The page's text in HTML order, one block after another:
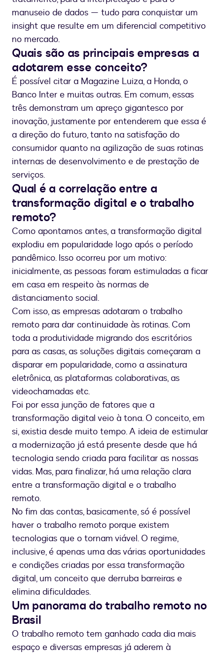
manuseio de dados — tudo para conquistar um
insight que resulte em um diferencial competitivo
no mercado.
Quais são as principais empresas a
adotarem esse conceito?
É possível citar a Magazine Luiza, a Honda, o
Banco Inter e muitas outras. Em comum, essas
três demonstram um apreço gigantesco por
inovação, justamente por entenderem que essa é
a direção do futuro, tanto na satisfação do
consumidor quanto na agilização de suas rotinas
internas de desenvolvimento e de prestação de
serviços.
Qual é a correlação entre a
transformação digital e o trabalho
remoto?
Como apontamos antes, a transformação digital
explodiu em popularidade logo após o período
pandêmico. Isso ocorreu por um motivo:
inicialmente, as pessoas foram estimuladas a ficar
em casa em respeito às normas de
distanciamento social.
Com isso, as empresas adotaram o trabalho
remoto para dar continuidade às rotinas. Com
toda a produtividade migrando dos escritórios
para as casas, as soluções digitais começaram a
disparar em popularidade, como a assinatura
eletrônica, as plataformas colaborativas, as
videochamadas etc.
Foi por essa junção de fatores que a
transformação digital veio à tona. O conceito, em
si, existia desde muito tempo. A ideia de estimular
a modernização já está presente desde que há
tecnologia sendo criada para facilitar as nossas
vidas. Mas, para finalizar, há uma relação clara
entre a transformação digital e o trabalho
remoto.
No fim das contas, basicamente, só é possível
haver o trabalho remoto porque existem
tecnologias que o tornam viável. O regime,
inclusive, é apenas uma das várias oportunidades
e condições criadas por essa transformação
digital, um conceito que derruba barreiras e
elimina dificuldades.
Um panorama do trabalho remoto no
Brasil
O trabalho remoto tem ganhado cada dia mais
espaço e diversas empresas já aderem à